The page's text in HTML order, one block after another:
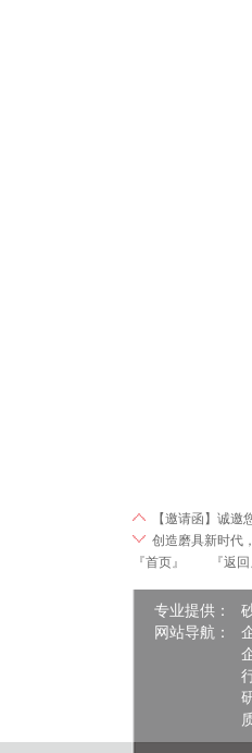
【邀请函】诚
创造磨具新时代
『首页』
『返
专业提供：
网站导航：